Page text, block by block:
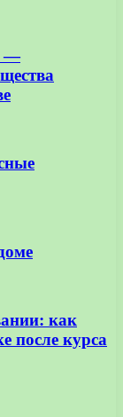
—
как
после курса